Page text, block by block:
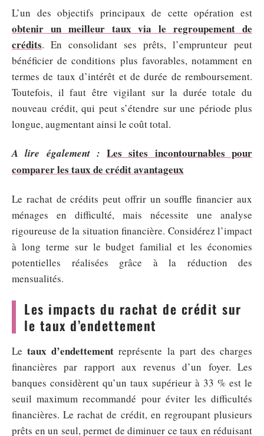
L’un des objectifs principaux de cette opération est
obtenir un meilleur taux via le regroupement de
crédits. En consolidant ses prêts, l’emprunteur peut
bénéficier de conditions plus favorables, notamment en
termes de taux d’intérêt et de durée de remboursement.
Toutefois, il faut être vigilant sur la durée totale du
nouveau crédit, qui peut s’étendre sur une période plus
longue, augmentant ainsi le coût total.
A lire également : Les sites incontournables pour
comparer les taux de crédit avantageux
Le rachat de crédits peut offrir un souffle financier aux
ménages en difficulté, mais nécessite une analyse
rigoureuse de la situation financière. Considérez l’impact
à long terme sur le budget familial et les économies
potentielles réalisées grâce à la réduction des
mensualités.
Les impacts du rachat de crédit sur
le taux d’endettement
Letaux d’endettement représente la part des charges
financières par rapport aux revenus d’un foyer. Les
banques considèrent qu’un taux supérieur à 33 % est le
seuil maximum recommandé pour éviter les difficultés
financières. Le rachat de crédit, en regroupant plusieurs
prêts en un seul, permet de diminuer ce taux en réduisant